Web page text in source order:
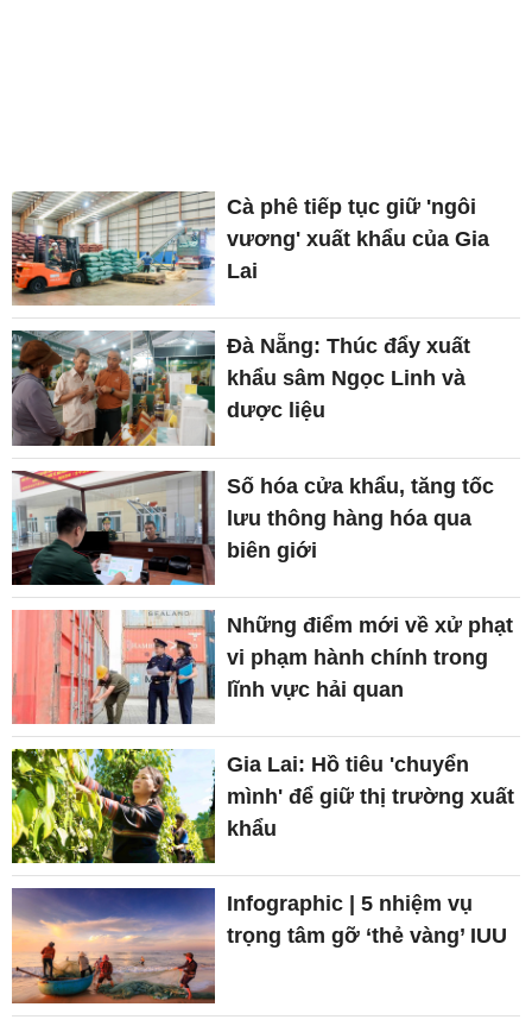
Cà phê tiếp tục giữ 'ngôi
vương' xuất khẩu của Gia
Lai
Đà Nẵng: Thúc đẩy xuất
khẩu sâm Ngọc Linh và
dược liệu
Số hóa cửa khẩu, tăng tốc
lưu thông hàng hóa qua
biên giới
Những điểm mới về xử phạt
vi phạm hành chính trong
lĩnh vực hải quan
Gia Lai: Hồ tiêu 'chuyển
mình' để giữ thị trường xuất
khẩu
Infographic | 5 nhiệm vụ
trọng tâm gỡ ‘thẻ vàng’ IUU